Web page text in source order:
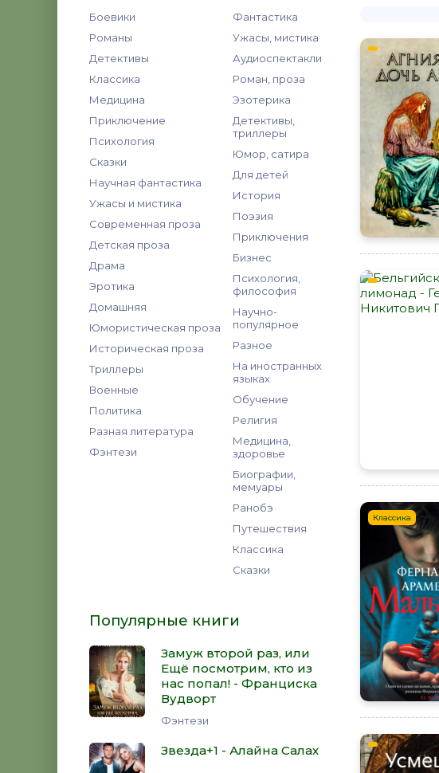
Боевики
Романы
Детективы
Классика
Медицина
Приключение
Психология
Сказки
Научная фантастика
Ужасы и мистика
Современная проза
Детская проза
Драма
Эротика
Домашняя
Юмористическая проза
Историческая проза
Триллеры
Военные
Политика
Разная литература
Фэнтези
Фантастика
Ужасы, мистика
Аудиоспектакли
Роман, проза
Эзотерика
Детективы,
триллеры
Юмор, сатира
Для детей
История
Поэзия
Приключения
Бизнес
Психология,
философия
Научно-
популярное
Разное
На иностранных
языках
Обучение
Религия
Медицина,
здоровье
Биографии,
мемуары
Ранобэ
Путешествия
Классика
Сказки
Популярные книги
Замуж второй раз, или
Ещё посмотрим, кто из
нас попал! - Франциска
Вудворт
Фэнтези
Звезда+1 - Алайна Салах
Классика